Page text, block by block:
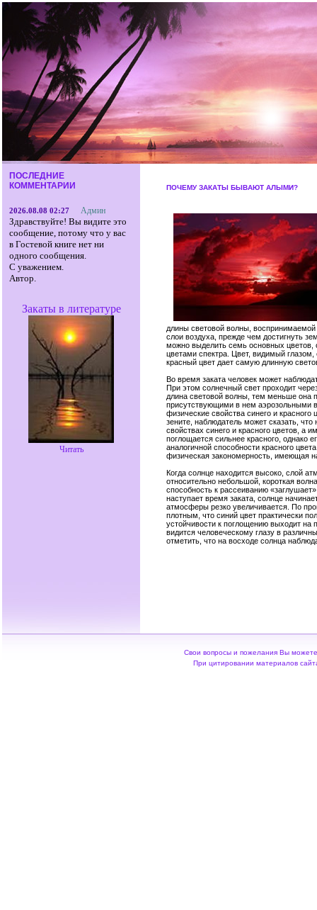
ПОСЛЕДНИЕ
КОММЕНТАРИИ
2026.08.08 02:27 Админ
Здравствуйте! Вы видите это
сообщение, потому что у вас
в Гостевой книге нет ни
одного сообщения.
С уважением.
Автор.
Закаты в литературе
Читать
ПОЧЕМУ ЗАКАТЫ БЫВАЮТ АЛЫМИ?
длины световой волны,
слои воздуха, прежде чем достигнуть
можно выделить семь основных цветов,
цветами спектра. Цвет, видимый
красный цвет дает самую длинную
Во время заката человек может
При этом солнечный свет проходит
длина световой волны, тем меньше
присутствующими в нем аэрозольными
физические свойства синего и
зените, наблюдатель может сказать,
свойствах синего и красного цветов, а
поглощается сильнее красного, однако
аналогичной способности красного
физическая закономерность, имеющая
Когда солнце находится высоко, слой
относительно небольшой, короткая
способность к рассеиванию
наступает время заката, солнце
атмосферы резко увеличивается. По
плотным, что синий цвет практически
устойчивости к поглощению выходит на
видится человеческому глазу в
отметить, что на восходе солнца
Свои вопросы и пожелания Вы
При цитировании материалов